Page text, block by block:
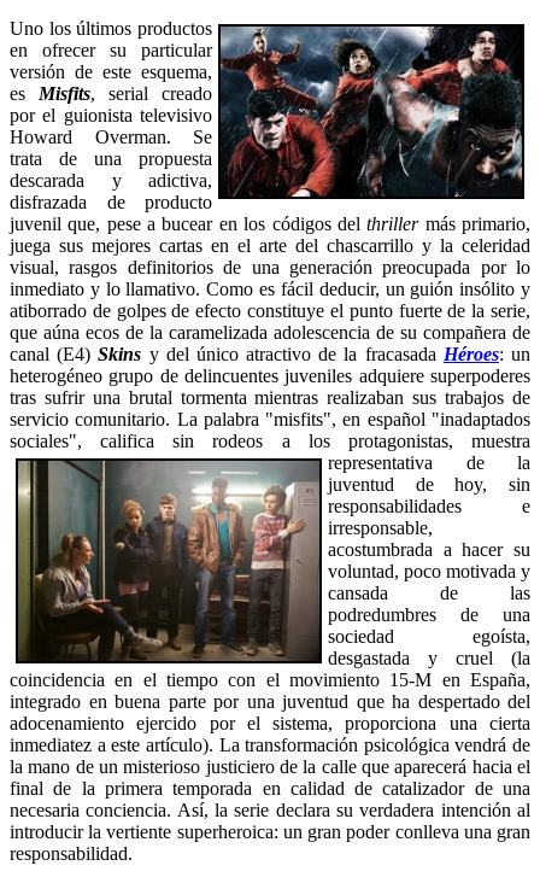
Uno los últimos productos
en ofrecer su particular
versión de este esquema,
esMisfits, serial creado
por el guionista televisivo
Howard Overman. Se
trata de una propuesta
descarada y adictiva,
disfrazada de producto
juvenil que, pese a bucear en los códigos delthrillermás primario,
juega sus mejores cartas en el arte del chascarrillo y la celeridad
visual, rasgos definitorios de una generación preocupada por lo
inmediato y lo llamativo. Como es fácil deducir, un guión insólito y
atiborrado de golpes de efecto constituye el punto fuerte de la serie,
que aúna ecos de la caramelizada adolescencia de su compañera de
canal (E4)Skins y del único atractivo de la fracasada Héroes: un
heterogéneo grupo de delincuentes juveniles adquiere superpoderes
tras sufrir una brutal tormenta mientras realizaban sus trabajos de
servicio comunitario. La palabra "misfits", en español "inadaptados
sociales", califica sin rodeos a los protagonistas, muestra
representativa de la
juventud de hoy, sin
responsabilidades e
irresponsable,
acostumbrada a hacer su
voluntad, poco motivada y
cansada de las
podredumbres de una
sociedad egoísta,
desgastada y cruel (la
coincidencia en el tiempo con el movimiento 15-M en España,
integrado en buena parte por una juventud que ha despertado del
adocenamiento ejercido por el sistema, proporciona una cierta
inmediatez a este artículo). La transformación psicológica vendrá de
la mano de un misterioso justiciero de la calle que aparecerá hacia el
final de la primera temporada en calidad de catalizador de una
necesaria conciencia. Así, la serie declara su verdadera intención al
introducir la vertiente superheroica: un gran poder conlleva una gran
responsabilidad.